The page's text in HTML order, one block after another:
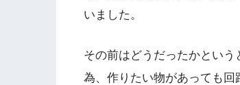
いました。
その前はどうだったかとい
為、作りたい物があっても回